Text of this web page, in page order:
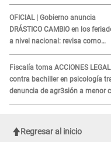
OFICIAL | Gobierno anuncia
DRÁSTICO CAMBIO en los
a nivel nacional: revisa como
quedarán los DÍAS LIBRES
Fiscalía toma ACCIONES
contra bachiller en psicología
denuncia de agr3sión a menor
autismo
Regresar al inicio